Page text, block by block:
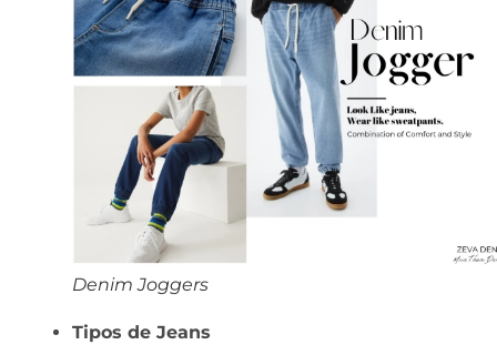
Denim Joggers
Tipos de Jeans